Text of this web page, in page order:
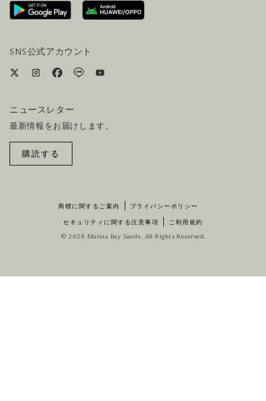
ホテルへのアクセス
ビジター向けサービス
SNS公式アカウント
ニュースレター
最新情報をお届けします。
購読する
商標に関するご案内 プライバシーポリシー
セキュリティに関する注意事項 ご利用規約
© 2026 Marina Bay Sands. All Rights Reserved.